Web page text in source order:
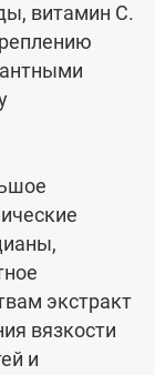
витамин С.
экстракт
вязкости
и